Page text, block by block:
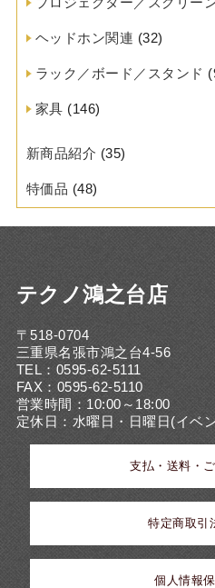
ヘッドホン関連 (32)
ラック／ボード／スタンド
家具 (146)
新商品紹介 (35)
特価品 (48)
テクノ鴻之台店
〒518-0704
三重県名張市鴻之台4-56
TEL：0595-62-5111
FAX：0595-62-5110
営業時間：10:00～18:00
定休日：水曜日・日曜日(イベ
支払・送料・
特定商取引
個人情報